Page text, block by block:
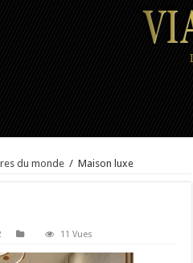
du monde / Maison luxe
11 Vues